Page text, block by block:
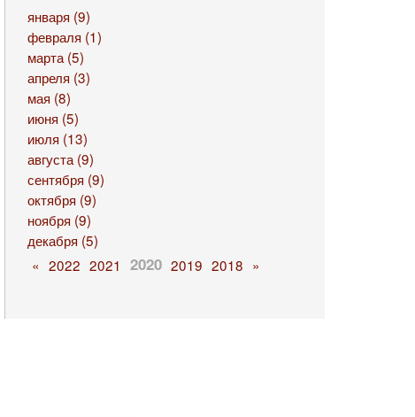
января (9)
февраля (1)
марта (5)
апреля (3)
мая (8)
июня (5)
июля (13)
августа (9)
сентября (9)
октября (9)
ноября (9)
декабря (5)
« 2022 2021 2020 2019 2018 »